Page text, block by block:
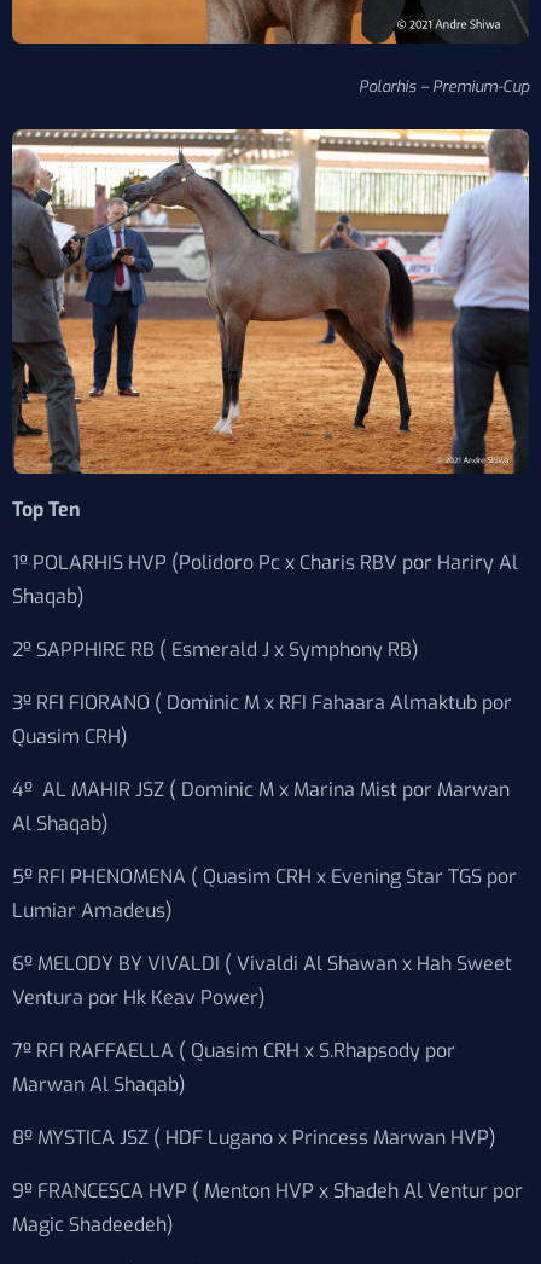
Polarhis – Premium-Cup
Top Ten
1º POLARHIS HVP (Polidoro Pc x Charis RBV por Hariry Al
Shaqab)
2º SAPPHIRE RB ( Esmerald J x Symphony RB)
3º RFI FIORANO ( Dominic M x RFI Fahaara Almaktub por
Quasim CRH)
4º AL MAHIR JSZ ( Dominic M x Marina Mist por Marwan
Al Shaqab)
5º RFI PHENOMENA ( Quasim CRH x Evening Star TGS por
Lumiar Amadeus)
6º MELODY BY VIVALDI ( Vivaldi Al Shawan x Hah Sweet
Ventura por Hk Keav Power)
7º RFI RAFFAELLA ( Quasim CRH x S.Rhapsody por
Marwan Al Shaqab)
8º MYSTICA JSZ ( HDF Lugano x Princess Marwan HVP)
9º FRANCESCA HVP ( Menton HVP x Shadeh Al Ventur por
Magic Shadeedeh)